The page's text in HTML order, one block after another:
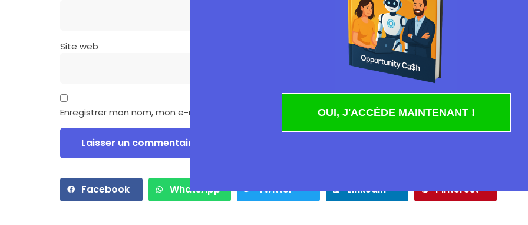
Site web
Enregistrer mon nom, mon e-mail et mon site dans le navigateur pour mon prochain commentaire.
Facebook WhatsApp Twitter LinkedIn Pinterest
OUI, J'ACCÈDE MAINTENANT !